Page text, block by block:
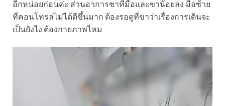
อีกหน่อยก่อนค่ะ ส่วนอาการชาที่มือและขาน้อยลง มือซ้าย
ที่คอนโทรลไม่ได้ดีขึ้นมาก ต้องรอดูที่ขาว่าเรื่องการเดินจะ
เป็นยังไง ต้องกายภาพไหม